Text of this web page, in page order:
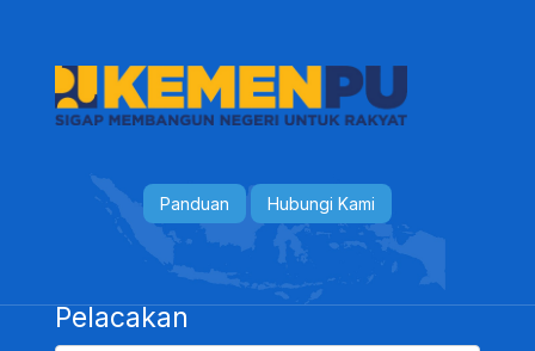
Panduan Hubungi Kami
Pelacakan